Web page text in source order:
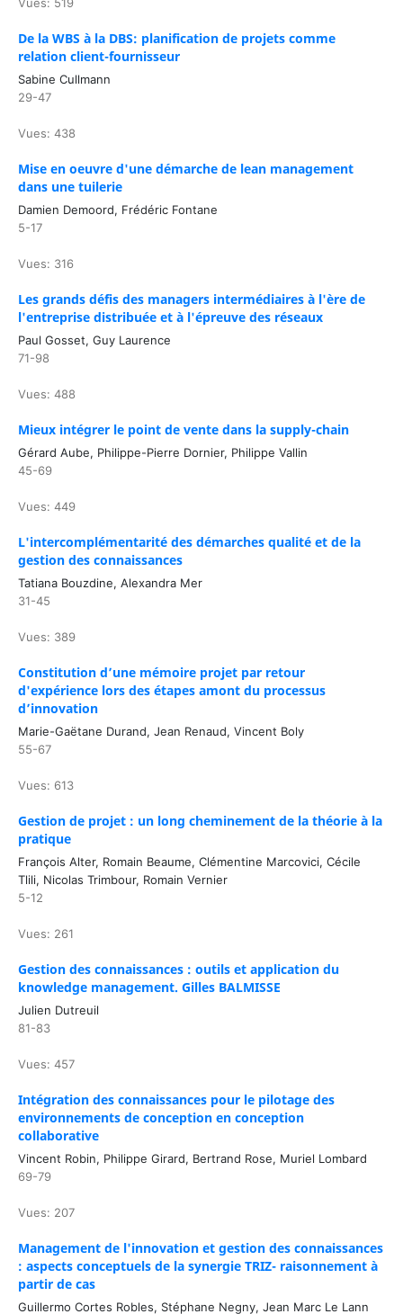
De la WBS à la DBS: planification de projets comme
relation client-fournisseur
Sabine Cullmann
29-47
Vues: 438
Mise en oeuvre d'une démarche de lean management
dans une tuilerie
Damien Demoord, Frédéric Fontane
5-17
Vues: 316
Les grands défis des managers intermédiaires à l'ère de
l'entreprise distribuée et à l'épreuve des réseaux
Paul Gosset, Guy Laurence
71-98
Vues: 488
Mieux intégrer le point de vente dans la supply-chain
Gérard Aube, Philippe-Pierre Dornier, Philippe Vallin
45-69
Vues: 449
L'intercomplémentarité des démarches qualité et de la
gestion des connaissances
Tatiana Bouzdine, Alexandra Mer
31-45
Vues: 389
Constitution d’une mémoire projet par retour
d'expérience lors des étapes amont du processus
d’innovation
Marie-Gaëtane Durand, Jean Renaud, Vincent Boly
55-67
Vues: 613
Gestion de projet : un long cheminement de la théorie à la
pratique
François Alter, Romain Beaume, Clémentine Marcovici, Cécile
Tlili, Nicolas Trimbour, Romain Vernier
5-12
Vues: 261
Gestion des connaissances : outils et application du
knowledge management. Gilles BALMISSE
Julien Dutreuil
81-83
Vues: 457
Intégration des connaissances pour le pilotage des
environnements de conception en conception
collaborative
Vincent Robin, Philippe Girard, Bertrand Rose, Muriel Lombard
69-79
Vues: 207
Management de l'innovation et gestion des connaissances
: aspects conceptuels de la synergie TRIZ- raisonnement à
partir de cas
Guillermo Cortes Robles, Stéphane Negny, Jean Marc Le Lann